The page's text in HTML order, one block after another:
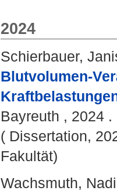
2024
Schierbauer,
Blutvolumen-
Bayreuth , 2024
( Dissertation,
Fakultät)
Wachsmuth,